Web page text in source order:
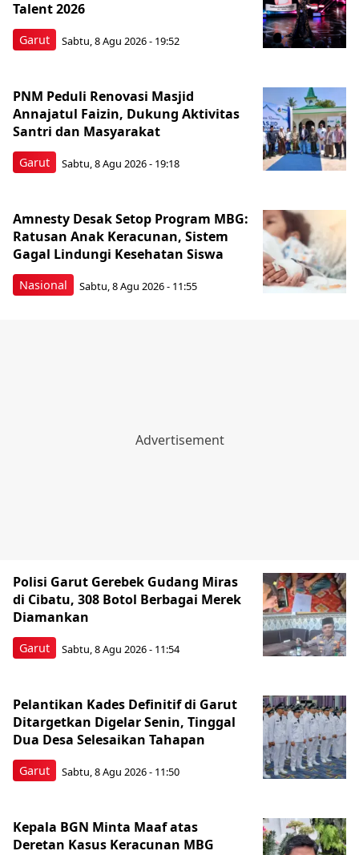
Garut
Talent 2026
Sabtu, 8 Agu 2026 - 19:52
Garut
PNM Peduli Renovasi Masjid
Annajatul Faizin, Dukung Aktivitas
Santri dan Masyarakat
Sabtu, 8 Agu 2026 - 19:18
Nasional
Amnesty Desak Setop Program MBG:
Ratusan Anak Keracunan, Sistem
Gagal Lindungi Kesehatan Siswa
Sabtu, 8 Agu 2026 - 11:55
Garut
Polisi Garut Gerebek Gudang Miras
di Cibatu, 308 Botol Berbagai Merek
Diamankan
Sabtu, 8 Agu 2026 - 11:54
Garut
Pelantikan Kades Definitif di Garut
Ditargetkan Digelar Senin, Tinggal
Dua Desa Selesaikan Tahapan
Sabtu, 8 Agu 2026 - 11:50
Kepala BGN Minta Maaf atas
Deretan Kasus Keracunan MBG